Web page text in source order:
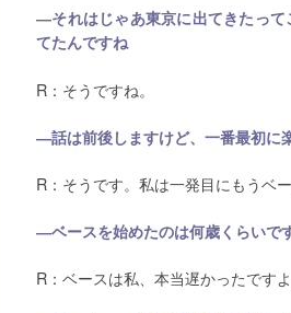
―それはじゃあ東京に出てきたって
てたんですね
R：そうですね。
―話は前後しますけど、一番最初に
R：そうです。私は一発目にもうベー
―ベースを始めたのは何歳くらいで
R：ベースは私、本当遅かったです